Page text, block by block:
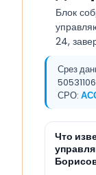
Блок
24,
Срез
СРО:
Что